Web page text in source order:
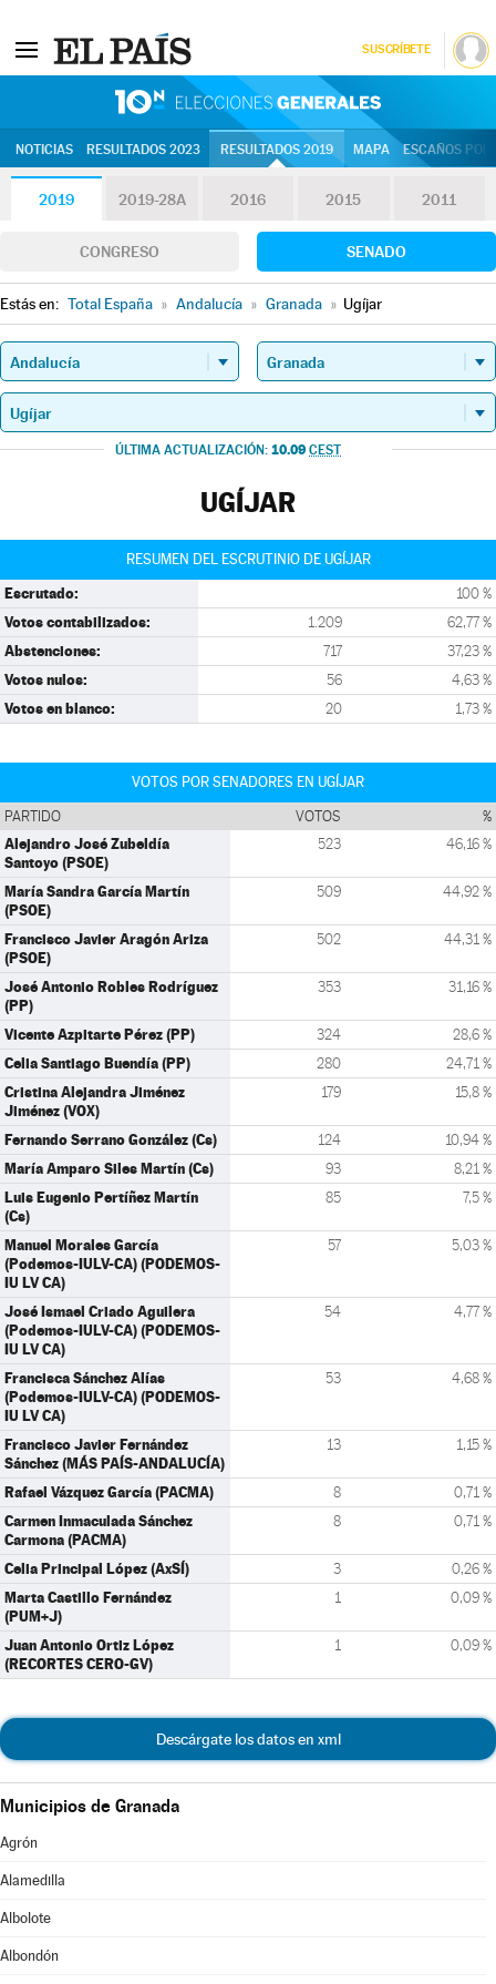
SUSCRÍBETE
NOTICIAS RESULTADOS 2023 RESULTADOS 2019 MAPA ESCAÑOS
2019 2019-28A 2016 2015 2011
CONGRESO SENADO
Estás en: Total España » Andalucía » Granada » Ugíjar
ÚLTIMA ACTUALIZACIÓN: 10.09 CEST
UGÍJAR
RESUMEN DEL ESCRUTINIO DE UGÍJAR
Escrutado: 100 %
Votos contabilizados: 1.209 62,77 %
Abstenciones: 717 37,23 %
Votos nulos: 56 4,63 %
Votos en blanco: 20 1,73 %
VOTOS POR SENADORES EN UGÍJAR
PARTIDO VOTOS %
Alejandro José Zubeldía
Santoyo (PSOE)
523 46,16 %
María Sandra García Martín
(PSOE)
509 44,92 %
Francisco Javier Aragón Ariza
(PSOE)
502 44,31 %
José Antonio Robles Rodríguez
(PP)
353 31,16 %
Vicente Azpitarte Pérez (PP) 324 28,6 %
Celia Santiago Buendía (PP) 280 24,71 %
Cristina Alejandra Jiménez
Jiménez (VOX)
179 15,8 %
Fernando Serrano González (Cs) 124 10,94 %
María Amparo Siles Martín (Cs) 93 8,21 %
Luis Eugenio Pertíñez Martín
(Cs)
85 7,5 %
Manuel Morales García
(Podemos-IULV-CA) (PODEMOS-
IU LV CA)
57 5,03 %
José Ismael Criado Aguilera
(Podemos-IULV-CA) (PODEMOS-
IU LV CA)
54 4,77 %
Francisca Sánchez Alías
(Podemos-IULV-CA) (PODEMOS-
IU LV CA)
53 4,68 %
Francisco Javier Fernández
Sánchez (MÁS PAÍS-ANDALUCÍA)
13 1,15 %
Rafael Vázquez García (PACMA) 8 0,71 %
Carmen Inmaculada Sánchez
Carmona (PACMA)
8 0,71 %
Celia Principal López (AxSÍ) 3 0,26 %
Marta Castillo Fernández
(PUM+J)
1 0,09 %
Juan Antonio Ortiz López
(RECORTES CERO-GV)
1 0,09 %
Descárgate los datos en xml
Municipios de Granada
Agrón
Alamedilla
Albolote
Albondón